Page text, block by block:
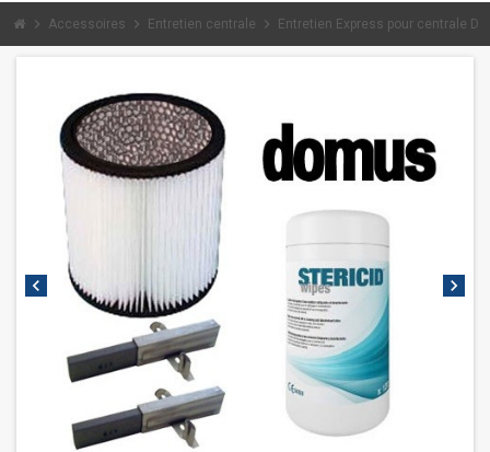
chevron_right Accessoires chevron_right Entretien centrale chevron_right Entretien Express pour centrale
chevron_left chevron_right